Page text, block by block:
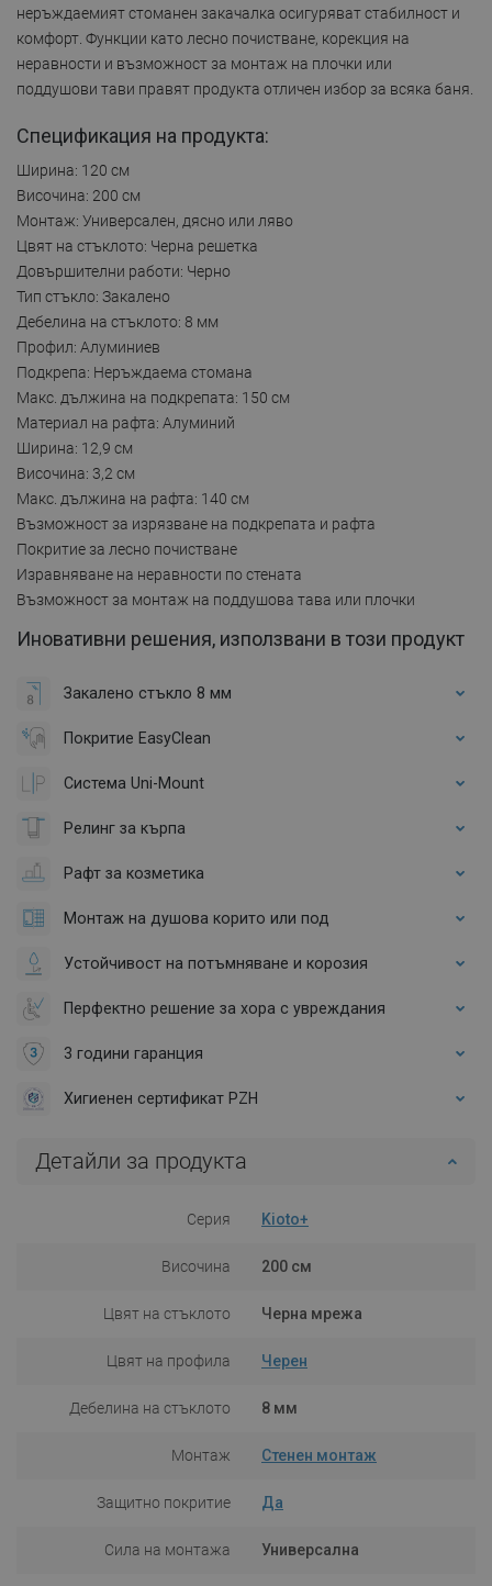
неръждаемият стоманен закачалка осигуряват стабилност и
комфорт. Функции като лесно почистване, корекция на
неравности и възможност за монтаж на плочки или
поддушови тави правят продукта отличен избор за всяка баня.
Спецификация на продукта:
Ширина: 120 см
Височина: 200 см
Монтаж: Универсален, дясно или ляво
Цвят на стъклото: Черна решетка
Довършителни работи: Черно
Тип стъкло: Закалено
Дебелина на стъклото: 8 мм
Профил: Алуминиев
Подкрепа: Неръждаема стомана
Макс. дължина на подкрепата: 150 см
Материал на рафта: Алуминий
Ширина: 12,9 см
Височина: 3,2 см
Макс. дължина на рафта: 140 см
Възможност за изрязване на подкрепата и рафта
Покритие за лесно почистване
Изравняване на неравности по стената
Възможност за монтаж на поддушова тава или плочки
Иновативни решения, използвани в този продукт
Закалено стъкло 8 мм
Покритие EasyClean
Система Uni-Mount
Релинг за кърпа
Рафт за козметика
Монтаж на душова корито или под
Устойчивост на потъмняване и корозия
Перфектно решение за хора с увреждания
3 години гаранция
Хигиенен сертификат PZH
Детайли за продукта
Серия Kioto+
Височина 200 см
Цвят на стъклото Черна мрежа
Цвят на профила Черен
Дебелина на стъклото 8 мм
Монтаж Стенен монтаж
Защитно покритие Да
Сила на монтажа Универсална